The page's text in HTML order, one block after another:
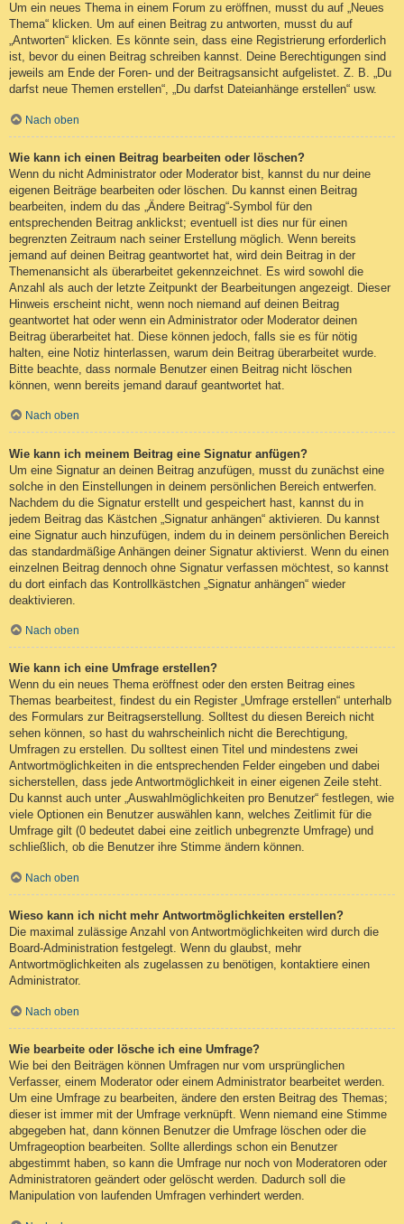
Um ein neues Thema in einem Forum zu eröffnen, musst du auf „Neues
Thema“ klicken. Um auf einen Beitrag zu antworten, musst du auf
„Antworten“ klicken. Es könnte sein, dass eine Registrierung erforderlich
ist, bevor du einen Beitrag schreiben kannst. Deine Berechtigungen sind
jeweils am Ende der Foren- und der Beitragsansicht aufgelistet. Z. B. „Du
darfst neue Themen erstellen“, „Du darfst Dateianhänge erstellen“ usw.
Nach oben
Wie kann ich einen Beitrag bearbeiten oder löschen?
Wenn du nicht Administrator oder Moderator bist, kannst du nur deine
eigenen Beiträge bearbeiten oder löschen. Du kannst einen Beitrag
bearbeiten, indem du das „Ändere Beitrag“-Symbol für den
entsprechenden Beitrag anklickst; eventuell ist dies nur für einen
begrenzten Zeitraum nach seiner Erstellung möglich. Wenn bereits
jemand auf deinen Beitrag geantwortet hat, wird dein Beitrag in der
Themenansicht als überarbeitet gekennzeichnet. Es wird sowohl die
Anzahl als auch der letzte Zeitpunkt der Bearbeitungen angezeigt. Dieser
Hinweis erscheint nicht, wenn noch niemand auf deinen Beitrag
geantwortet hat oder wenn ein Administrator oder Moderator deinen
Beitrag überarbeitet hat. Diese können jedoch, falls sie es für nötig
halten, eine Notiz hinterlassen, warum dein Beitrag überarbeitet wurde.
Bitte beachte, dass normale Benutzer einen Beitrag nicht löschen
können, wenn bereits jemand darauf geantwortet hat.
Nach oben
Wie kann ich meinem Beitrag eine Signatur anfügen?
Um eine Signatur an deinen Beitrag anzufügen, musst du zunächst eine
solche in den Einstellungen in deinem persönlichen Bereich entwerfen.
Nachdem du die Signatur erstellt und gespeichert hast, kannst du in
jedem Beitrag das Kästchen „Signatur anhängen“ aktivieren. Du kannst
eine Signatur auch hinzufügen, indem du in deinem persönlichen Bereich
das standardmäßige Anhängen deiner Signatur aktivierst. Wenn du einen
einzelnen Beitrag dennoch ohne Signatur verfassen möchtest, so kannst
du dort einfach das Kontrollkästchen „Signatur anhängen“ wieder
deaktivieren.
Nach oben
Wie kann ich eine Umfrage erstellen?
Wenn du ein neues Thema eröffnest oder den ersten Beitrag eines
Themas bearbeitest, findest du ein Register „Umfrage erstellen“ unterhalb
des Formulars zur Beitragserstellung. Solltest du diesen Bereich nicht
sehen können, so hast du wahrscheinlich nicht die Berechtigung,
Umfragen zu erstellen. Du solltest einen Titel und mindestens zwei
Antwortmöglichkeiten in die entsprechenden Felder eingeben und dabei
sicherstellen, dass jede Antwortmöglichkeit in einer eigenen Zeile steht.
Du kannst auch unter „Auswahlmöglichkeiten pro Benutzer“ festlegen, wie
viele Optionen ein Benutzer auswählen kann, welches Zeitlimit für die
Umfrage gilt (0 bedeutet dabei eine zeitlich unbegrenzte Umfrage) und
schließlich, ob die Benutzer ihre Stimme ändern können.
Nach oben
Wieso kann ich nicht mehr Antwortmöglichkeiten erstellen?
Die maximal zulässige Anzahl von Antwortmöglichkeiten wird durch die
Board-Administration festgelegt. Wenn du glaubst, mehr
Antwortmöglichkeiten als zugelassen zu benötigen, kontaktiere einen
Administrator.
Nach oben
Wie bearbeite oder lösche ich eine Umfrage?
Wie bei den Beiträgen können Umfragen nur vom ursprünglichen
Verfasser, einem Moderator oder einem Administrator bearbeitet werden.
Um eine Umfrage zu bearbeiten, ändere den ersten Beitrag des Themas;
dieser ist immer mit der Umfrage verknüpft. Wenn niemand eine Stimme
abgegeben hat, dann können Benutzer die Umfrage löschen oder die
Umfrageoption bearbeiten. Sollte allerdings schon ein Benutzer
abgestimmt haben, so kann die Umfrage nur noch von Moderatoren oder
Administratoren geändert oder gelöscht werden. Dadurch soll die
Manipulation von laufenden Umfragen verhindert werden.